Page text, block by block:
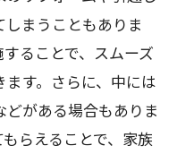
まうこともありま
ることで、スムーズ
す。さらに、中には
がある場合もありま
らえることで、家族